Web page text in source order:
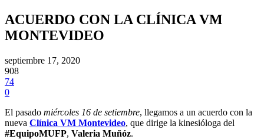
ACUERDO CON LA CLÍNICA VM
MONTEVIDEO
septiembre 17, 2020
908
74
0
El pasado miércoles 16 de setiembre, llegamos a un acuerdo con la
nueva Clínica VM Montevideo, que dirige la kinesióloga del
#EquipoMUFP, Valeria Muñóz.